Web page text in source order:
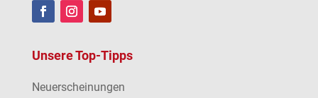
Unsere Top-Tipps
Neuerscheinungen